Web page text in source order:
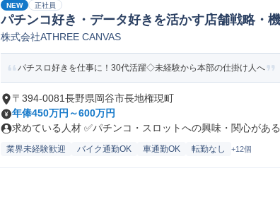
NEW 正社員
パチンコ好き・データ好きを活かす店舗戦略・
株式会社ATHREE CANVAS
パチスロ好きを仕事に！30代活躍◇未経験から本部の仕掛け人へ
〒394-0081長野県岡谷市長地権現町
年俸450万円～600万円
求めている人材 ✅パチンコ・スロットへの興味・関心があ
業界未経験歓迎 バイク通勤OK 車通勤OK 転勤なし +12個